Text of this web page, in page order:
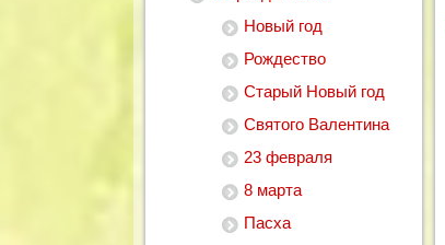
Новый год
Рождество
Старый Новый год
Святого Валентина
23 февраля
8 марта
Пасха